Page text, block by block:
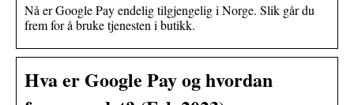
Nå er Google Pay endelig tilgjengelig i Norge. Slik går du
frem for å bruke tjenesten i butikk.
Hva er Google Pay og hvordan